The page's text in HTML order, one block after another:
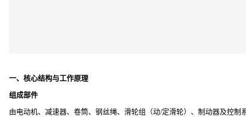
一、核心结构与工作原理
组成部件
由电动机、减速器、卷筒、钢丝绳、滑轮组（动/定滑轮）、制动器及控制